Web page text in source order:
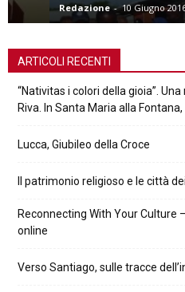
Redazione - 10 Giugno 2016 0
ARTICOLI RECENTI
“Nativitas i colori della gioia”.
Riva. In Santa Maria alla
Lucca, Giubileo della Croce
Il patrimonio religioso e le città
Reconnecting With Your Culture
online
Verso Santiago, sulle tracce